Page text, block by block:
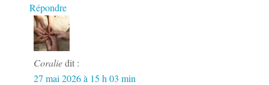
Répondre
Coralie dit :
27 mai 2026 à 15 h 03 min